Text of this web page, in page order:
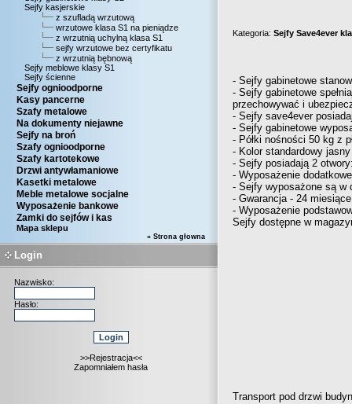
Sejfy kasjerskie
z szufladą wrzutową
wrzutowe klasa S1 na pieniądze
z wrzutnią uchylną klasa S1
sejfy wrzutowe bez certyfikatu
z wrzutnią bębnową
Sejfy meblowe klasy S1
Sejfy ścienne
Sejfy ognioodporne
Kasy pancerne
Szafy metalowe
Na dokumenty niejawne
Sejfy na broń
Szafy ognioodporne
Szafy kartotekowe
Drzwi antywłamaniowe
Kasetki metalowe
Meble metalowe socjalne
Wyposażenie bankowe
Zamki do sejfów i kas
Mapa sklepu
« Strona głowna
Login
Nazwisko:
Hasło:
>>Rejestracja<<
Zapomniałem hasła
Kategoria: Sejfy Save4ever
- Sejfy gabinetowe
- Sejfy gabinetowe
przechowywać i
- Sejfy save4ever
- Sejfy gabinetowe
- Półki nośności 50 kg z
- Kolor standardowy
- Sejfy posiadają 2
- Wyposażenie
- Sejfy wyposażone są w
- Gwarancja - 24 miesiące
- Wyposażenie
Sejfy dostępne w
Transport pod drzwi